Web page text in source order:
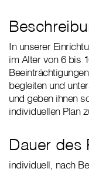
In unserer
im Alter von 6 bis
begleiten und
und geben ihnen
individuellen Plan
Dauer des
individuell, nach